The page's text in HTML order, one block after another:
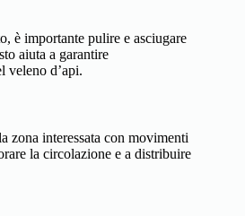
è importante pulire e asciugare
aiuta a garantire
veleno d’api.
zona interessata con movimenti
la circolazione e a distribuire